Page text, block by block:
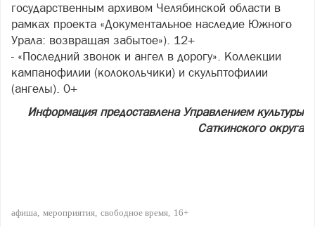
государственным архивом Челябинской области в
рамках проекта «Документальное наследие Южного
Урала: возвращая забытое»). 12+
- «Последний звонок и ангел в дорогу». Коллекции
кампанофилии (колокольчики) и скульптофилии
(ангелы). 0+
Информация предоставлена Управлением культуры
Саткинского округа
афиша мероприятия свободное время 16+